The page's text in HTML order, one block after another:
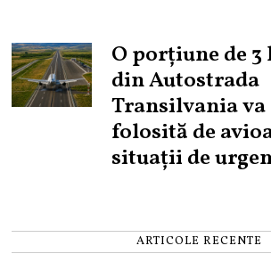
O porțiune de
din Autostrada
Transilvania
folosită de
situații de
ARTICOLE RECENTE